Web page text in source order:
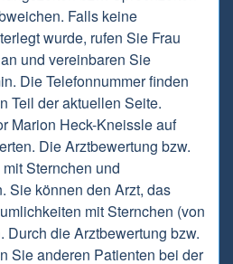
Falls keine
wurde, rufen Sie Frau
und vereinbaren Sie
Die Telefonnummer finden
Teil der aktuellen Seite.
Marion Heck-Kneissle auf
Die Arztbewertung bzw.
Sternchen und
Sie können den Arzt, das
mit Sternchen (von
Durch die Arztbewertung bzw.
Sie anderen Patienten bei der